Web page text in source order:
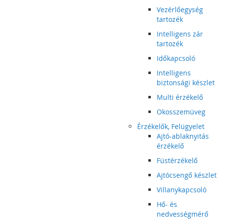
Vezérlőegység
tartozék
Intelligens zár
tartozék
Időkapcsoló
Intelligens
biztonsági készlet
Multi érzékelő
Okosszemüveg
Érzékelők, Felügyelet
Ajtó-ablaknyitás
érzékelő
Füstérzékelő
Ajtócsengő készlet
Villanykapcsoló
Hő- és
nedvességmérő